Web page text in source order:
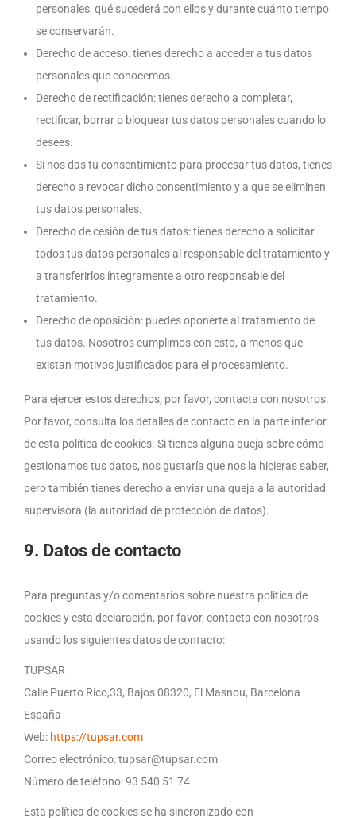
personales, qué sucederá con ellos y durante cuánto tiempo
se conservarán.
Derecho de acceso: tienes derecho a acceder a tus datos
personales que conocemos.
Derecho de rectificación: tienes derecho a completar,
rectificar, borrar o bloquear tus datos personales cuando lo
desees.
Si nos das tu consentimiento para procesar tus datos, tienes
derecho a revocar dicho consentimiento y a que se eliminen
tus datos personales.
Derecho de cesión de tus datos: tienes derecho a solicitar
todos tus datos personales al responsable del tratamiento y
a transferirlos íntegramente a otro responsable del
tratamiento.
Derecho de oposición: puedes oponerte al tratamiento de
tus datos. Nosotros cumplimos con esto, a menos que
existan motivos justificados para el procesamiento.
Para ejercer estos derechos, por favor, contacta con nosotros.
Por favor, consulta los detalles de contacto en la parte inferior
de esta política de cookies. Si tienes alguna queja sobre cómo
gestionamos tus datos, nos gustaría que nos la hicieras saber,
pero también tienes derecho a enviar una queja a la autoridad
supervisora (la autoridad de protección de datos).
9. Datos de contacto
Para preguntas y/o comentarios sobre nuestra política de
cookies y esta declaración, por favor, contacta con nosotros
usando los siguientes datos de contacto:
TUPSAR
Calle Puerto Rico,33, Bajos 08320, El Masnou, Barcelona
España
Web: https://tupsar.com
Correo electrónico:tupsar@tupsar.com
Número de teléfono: 93 540 51 74
Esta política de cookies se ha sincronizado con